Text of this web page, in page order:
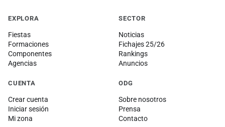
EXPLORA
Fiestas
Formaciones
Componentes
Agencias
SECTOR
Noticias
Fichajes 25/26
Rankings
Anuncios
CUENTA
Crear cuenta
Iniciar sesión
Mi zona
ODG
Sobre nosotros
Prensa
Contacto